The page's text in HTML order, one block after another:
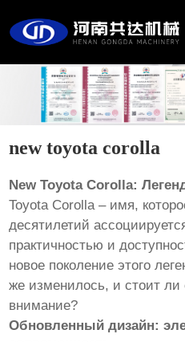
new toyota corolla
New Toyota Corolla:
Toyota Corolla – имя,
десятилетий
практичностью и
новое поколение этого
же изменилось, и стоит ли
внимание?
Обновленный дизайн: